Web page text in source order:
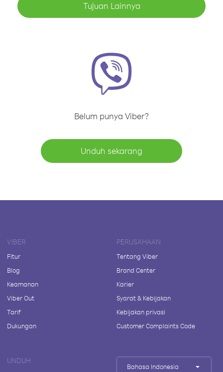
Tujuan Lainnya
Belum punya Viber?
Unduh sekarang
VIBER
Fitur
Blog
Keamanan
Viber Out
Tarif
Dukungan
PERUSAHAAN
Tentang Viber
Brand Center
Karier
Syarat & Kebijakan
Kebijakan privasi
Customer Complaints Code
UNDUH
Bahasa Indonesia